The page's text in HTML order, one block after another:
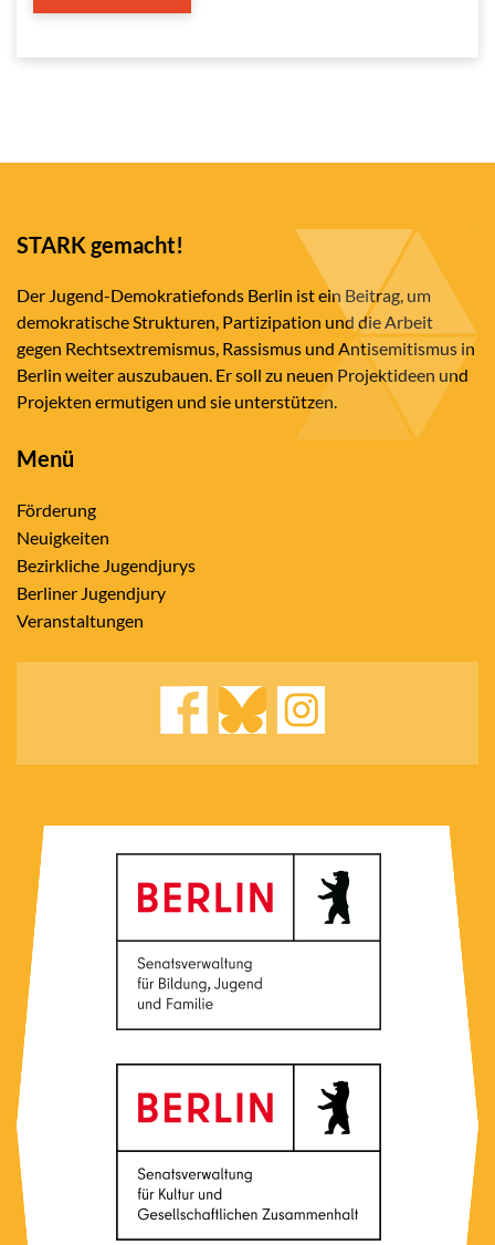
STARK gemacht!
Der Jugend-Demokratiefonds Berlin ist ein Beitrag, um
demokratische Strukturen, Partizipation und die Arbeit
gegen Rechtsextremismus, Rassismus und Antisemitismus in
Berlin weiter auszubauen. Er soll zu neuen Projektideen und
Projekten ermutigen und sie unterstützen.
Menü
Förderung
Neuigkeiten
Bezirkliche Jugendjurys
Berliner Jugendjury
Veranstaltungen